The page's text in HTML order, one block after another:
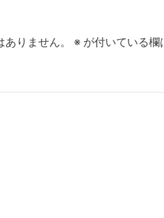
りません。 ※ が付いている